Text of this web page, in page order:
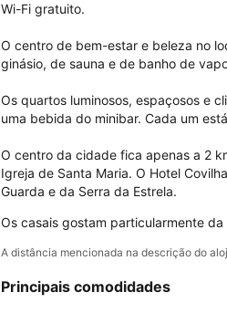
Wi-Fi gratuito.
O centro de bem-estar e beleza no
ginásio, de sauna e de banho de
Os quartos luminosos, espaçosos e
uma bebida do minibar. Cada um
O centro da cidade fica apenas a 2
Igreja de Santa Maria. O Hotel
Guarda e da Serra da Estrela.
Os casais gostam particularmente
A distância mencionada na descrição do
Principais comodidades